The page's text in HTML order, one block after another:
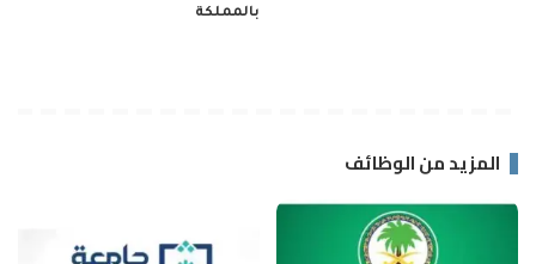
بالمملكة
المزيد من الوظائف